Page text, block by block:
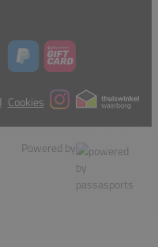
Cookies
Powered by